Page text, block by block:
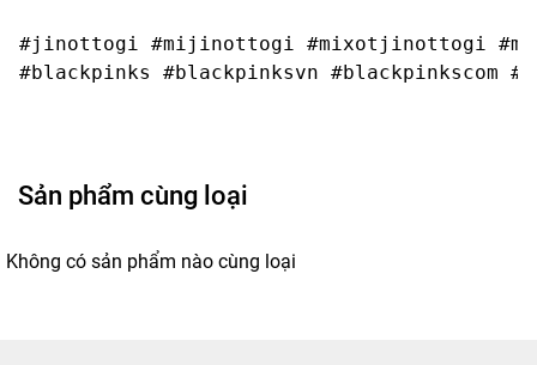
#jinottogi #mijinottogi #mixotjinottogi
Sản phẩm cùng loại
Không có sản phẩm nào cùng loại